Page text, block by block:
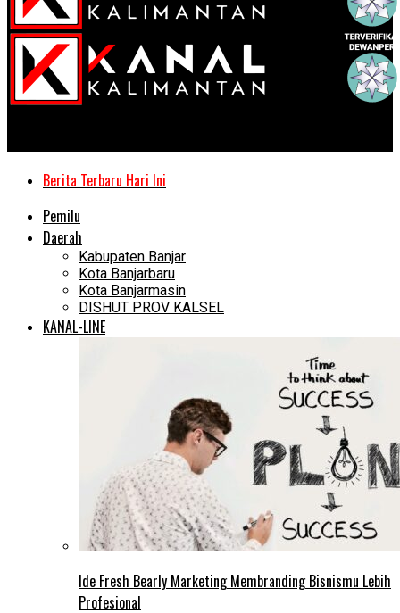
Berita Terbaru Hari Ini
Pemilu
Daerah
Kabupaten Banjar
Kota Banjarbaru
Kota Banjarmasin
DISHUT PROV KALSEL
KANAL-LINE
Ide Fresh Bearly Marketing Membranding Bisnismu Lebih
Profesional